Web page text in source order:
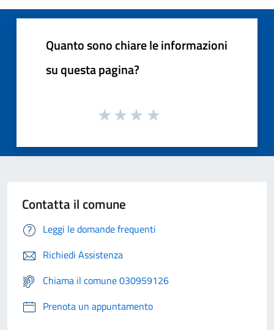
Quanto sono chiare le informazioni
su questa pagina?
Contatta il comune
Leggi le domande frequenti
Richiedi Assistenza
Chiama il comune 030959126
Prenota un appuntamento